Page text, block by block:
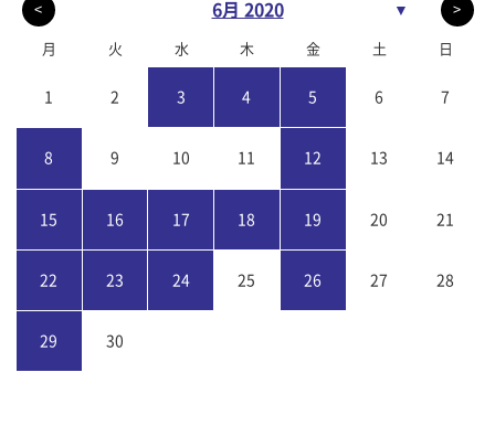
< 6月 2020 ▼ >
月 火 水 木 金 土 日
1 2 3 4 5 6 7
8 9 10 11 12 13 14
15 16 17 18 19 20 21
22 23 24 25 26 27 28
29 30